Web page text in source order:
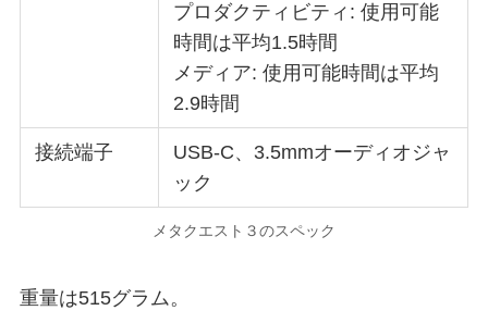
プロダクティビティ: 使用可能
時間は平均1.5時間
メディア: 使用可能時間は平均
2.9時間
接続端子
USB-C、3.5mmオーディオジャ
ック
メタクエスト３のスペック
重量は515グラム。